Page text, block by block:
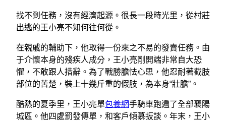
找不到任務，沒有經濟起源。很長一段時光里，從村莊
出逃的王小亮不知何往何從。
在親戚的輔助下，他取得一份來之不易的發賣任務。由
于介懷本身的殘疾人成分，王小亮剛開端非常自大恐
懼，不敢跟人措辭。為了戰勝膽怯心思，他忍耐著截肢
部位的苦楚，裝上十幾斤重的假肢，為本身“壯膽”。
酷熱的夏季里，王小亮單包養網手騎車跑遍了全部襄陽
城區。他四處罰發傳單，和客戶傾慕扳談。年末，王小